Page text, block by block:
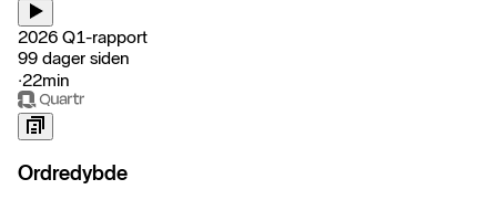
2026 Q1-rapport
99 dager siden
‧22min
Ordredybde